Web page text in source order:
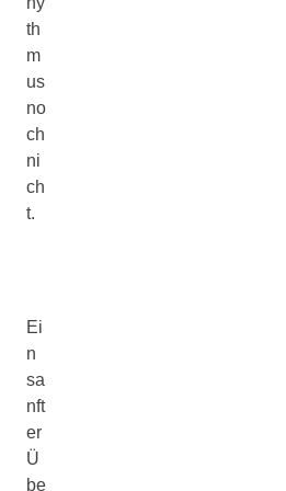
th
m
us
no
ch
ni
ch
t.
Ei
n
sa
nft
er
Ü
be